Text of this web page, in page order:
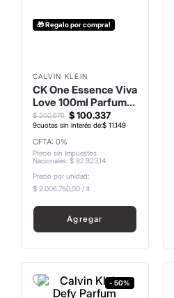
🎁 Regalo por compra!
CALVIN KLEIN
CK One Essence Viva
Love 100ml Parfum
Intense Edición
Limitada
$ 100.337
$ 200.675
9cuotas sin interés de:$ 11149
CFTA: 0%
Precio sin Impuestos
Nacionales: $ 82 923,14
Precio por unidad:
$ 2.006.750,00/ lt
Agregar
- 50%
9. carolina herrera